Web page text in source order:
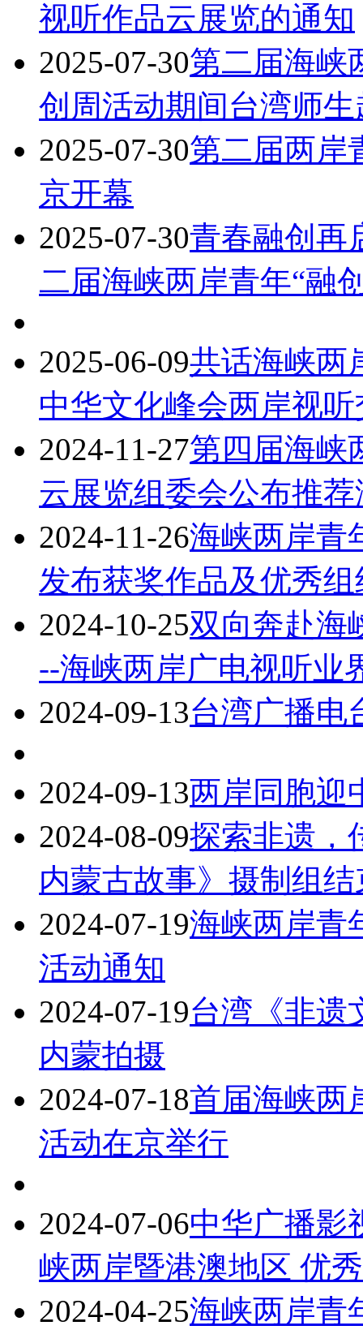
视听作品云展览的通知
2025-07-30第二届海峡
创周活动期间台湾师
2025-07-30第二届两岸
京开幕
2025-07-30青春融创
二届海峡两岸青年“融
2025-06-09共话海峡两
中华文化峰会两岸视
2024-11-27第四届海峡
云展览组委会公布推
2024-11-26海峡两岸青
发布获奖作品及优秀
2024-10-25双向奔赴海
--海峡两岸广电视听
2024-09-13台湾广播电
2024-09-13两岸同胞迎
2024-08-09探索非遗
内蒙古故事》摄制组
2024-07-19海峡两岸青
活动通知
2024-07-19台湾《非遗
内蒙拍摄
2024-07-18首届海峡两
活动在京举行
2024-07-06中华广播影
峡两岸暨港澳地区 优
2024-04-25海峡两岸青